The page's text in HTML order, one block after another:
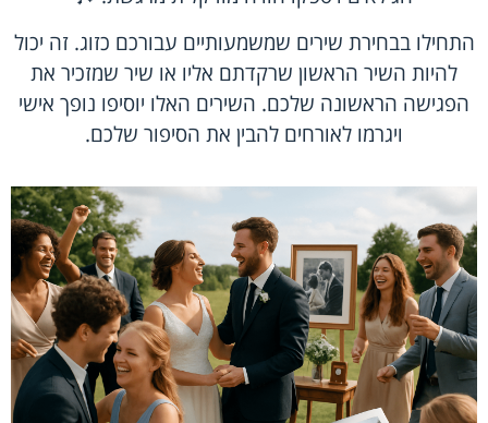
התחילו בבחירת שירים שמשמעותיים עבורכם כזוג. זה יכול
להיות השיר הראשון שרקדתם אליו או שיר שמזכיר את
הפגישה הראשונה שלכם. השירים האלו יוסיפו נופך אישי
ויגרמו לאורחים להבין את הסיפור שלכם.